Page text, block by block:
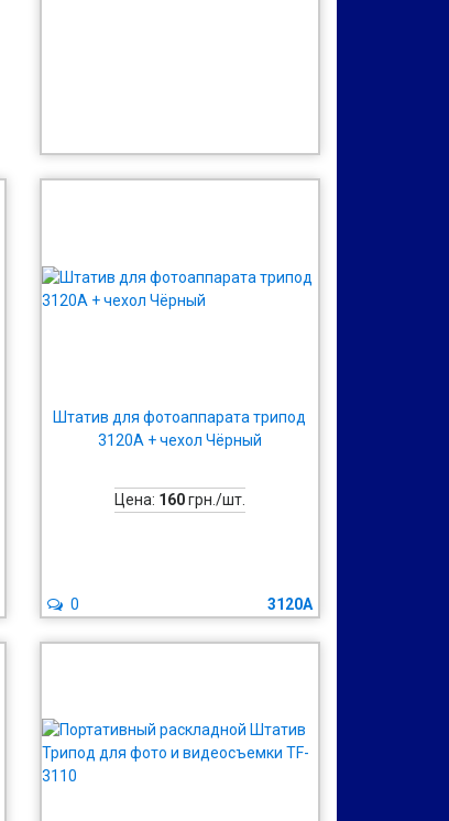
Штатив для фотоаппарата трипод
3120A + чехол Чёрный
Цена: 160грн./шт.
3120A
0